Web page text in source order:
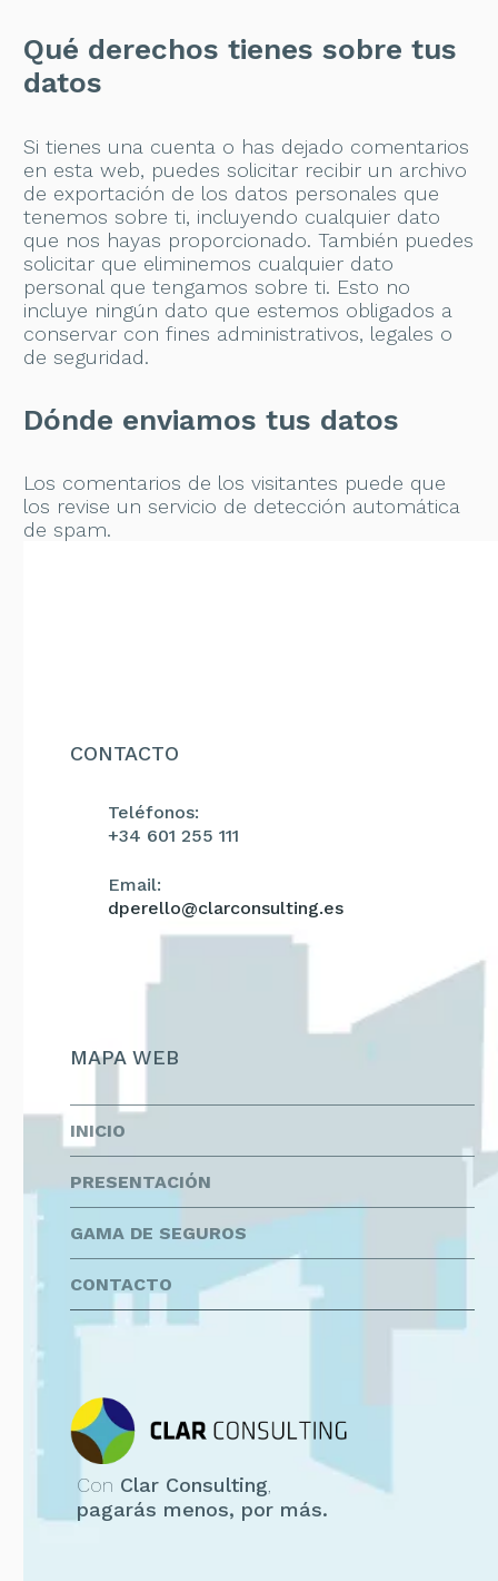
Qué derechos tienes sobre tus
datos
Si tienes una cuenta o has dejado comentarios
en esta web, puedes solicitar recibir un archivo
de exportación de los datos personales que
tenemos sobre ti, incluyendo cualquier dato
que nos hayas proporcionado. También puedes
solicitar que eliminemos cualquier dato
personal que tengamos sobre ti. Esto no
incluye ningún dato que estemos obligados a
conservar con fines administrativos, legales o
de seguridad.
Dónde enviamos tus datos
Los comentarios de los visitantes puede que
los revise un servicio de detección automática
de spam.
CONTACTO
Teléfonos:
+34 601 255 111
Email:
dperello@clarconsulting.es
MAPA WEB
INICIO
PRESENTACIÓN
GAMA DE SEGUROS
CONTACTO
Con Clar Consulting
pagarás menos, por más.